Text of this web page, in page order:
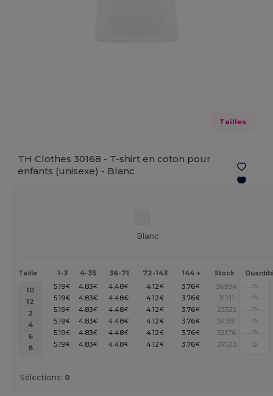
Tailles
TH Clothes 30168 - T-shirt en coton pour
enfants (unisexe) - Blanc
Blanc
Taille 1-3 4-35 36-71 72-143 144 + Stock
10 5.19€ 4.83€ 4.48€ 4.12€ 3.76€
36994
12
5.19€ 4.83€ 4.48€ 4.12€ 3.76€
31211
2
5.19€ 4.83€ 4.48€ 4.12€ 3.76€
23325
4
5.19€ 4.83€ 4.48€ 4.12€ 3.76€
34381
6
5.19€ 4.83€ 4.48€ 4.12€ 3.76€
32176
8
5.19€ 4.83€ 4.48€ 4.12€ 3.76€ 37523
Sélections: 0